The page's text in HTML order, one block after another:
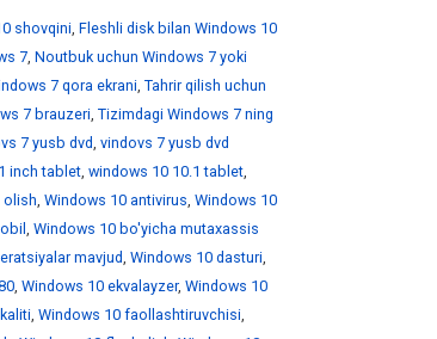
shovqini, Fleshli disk bilan Windows 10
7, Noutbuk uchun Windows 7 yoki
7 qora ekrani, Tahrir qilish uchun
7 brauzeri, Tizimdagi Windows 7 ning
7 yusb dvd, vindovs 7 yusb dvd
inch tablet, windows 10 10.1 tablet,
olish, Windows 10 antivirus, Windows 10
, Windows 10 bo'yicha mutaxassis
mavjud, Windows 10 dasturi,
, Windows 10 ekvalayzer, Windows 10
, Windows 10 faollashtiruvchisi,